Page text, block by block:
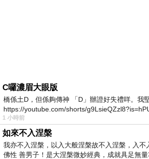
C囉濃眉大眼版
橋係土D，但係夠傳神 「D」辦證好失禮咩。我
https://youtube.com/shorts/
1 小時前
如來不入涅槃
我亦不入涅槃，以入大般涅槃故不入涅槃，入不
佛性 善男子！是大涅槃微妙經典，成就具足無